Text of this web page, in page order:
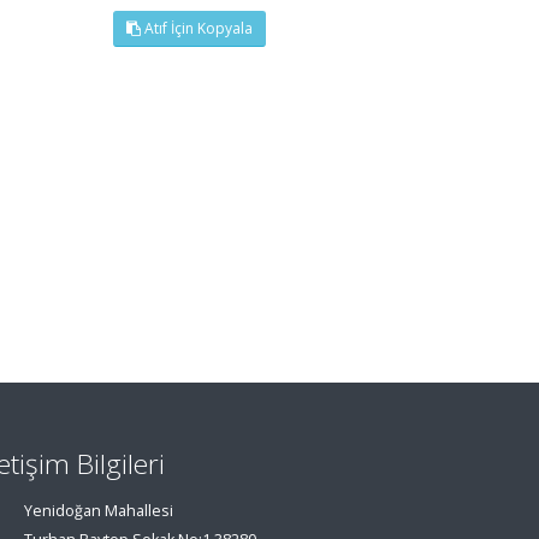
Atıf İçin Kopyala
Bilgileri
Yenidoğan Mahallesi